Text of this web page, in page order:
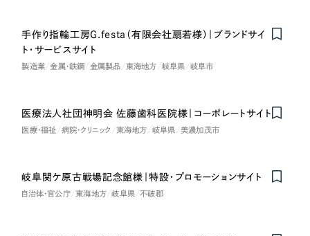
手作り指輪工房G.festa（有限会社扇若様）｜ブランドサイ
ト・サービスサイト
製造業 金属・鉄鋼 金属製品 東海地方 岐阜県 岐阜市
医療法人社団神明会 佐藤歯科医院様｜コーポレートサイト
医療・福祉 病院・クリニック 東海地方 岐阜県 美濃加茂市
岐阜関ケ原古戦場記念館様｜特設・プロモーションサイト
自治体・官公庁 東海地方 岐阜県 不破郡